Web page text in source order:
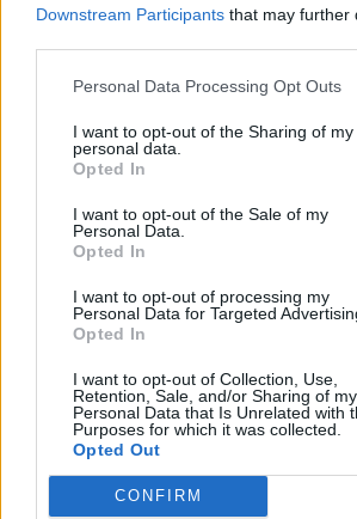
Downstream Participants that may further
Personal Data Processing Opt Outs
I want to opt-out of the Sharing of my
personal data.
Opted In
I want to opt-out of the Sale of my
Personal Data.
Opted In
I want to opt-out of processing my
Personal Data for Targeted
Opted In
I want to opt-out of Collection, Use,
Retention, Sale, and/or Sharing of my
Personal Data that Is Unrelated with
Purposes for which it was collected.
Opted Out
CONFIRM
Ποιοι είμαστε
Το Libre είναι ένας ιστότοπος
και στελεχώνεται από ομάδα
αρθρογράφων.
Ανήκει στηνSP COM Media